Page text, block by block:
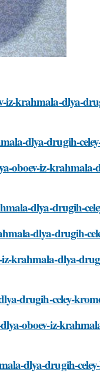
iz-krahmala-dlya-
dlya-drugih-
oboev-iz-krahmala-
dlya-drugih-
dlya-drugih-
krahmala-dlya-
drugih-celey-
oboev-iz-
dlya-drugih-